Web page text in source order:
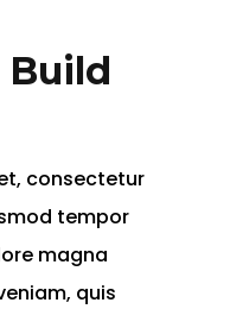
Build
consectetur
tempor
magna
quis